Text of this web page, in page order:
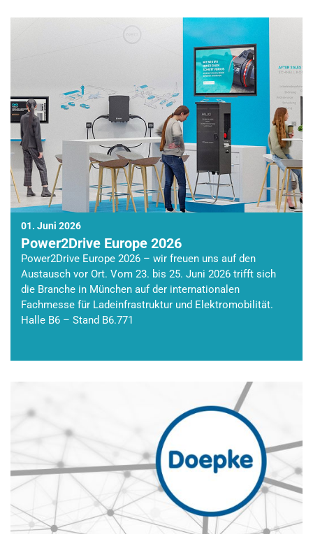
01. Juni 2026
Power2Drive Europe 2026
Power2Drive Europe 2026 – wir freuen uns auf den
Austausch vor Ort. Vom 23. bis 25. Juni 2026 trifft sich
die Branche in München auf der internationalen
Fachmesse für Ladeinfrastruktur und Elektromobilität.
Halle B6 – Stand B6.771